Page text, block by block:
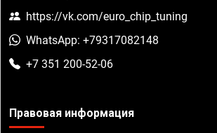
https://vk.com/euro_chip_tuning
WhatsApp: +79317082148
+7 351 200-52-06
Правовая информация